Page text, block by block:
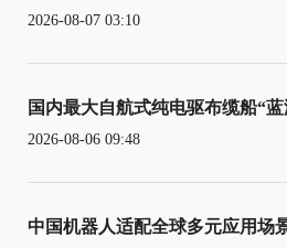
2026-08-07 03:10
国内最大自航式纯电驱布缆船“
2026-08-06 09:48
中国机器人适配全球多元应用场